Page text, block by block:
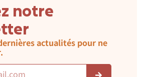
notre
actualités pour ne